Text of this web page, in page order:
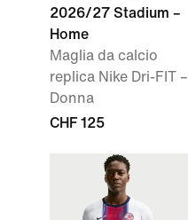
2026/27 Stadium –
Home
Maglia da calcio
replica Nike Dri-FIT –
Donna
CHF 125